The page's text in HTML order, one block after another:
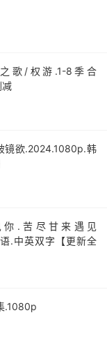
歌/权游.1-8季合
镜欲.2024.1080p.韩
.苦尽甘来遇见
.中英双字【更新全
.1080p